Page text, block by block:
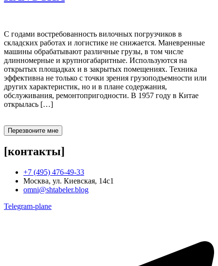
С годами востребованность вилочных погрузчиков в
складских работах и логистике не снижается. Маневренные
машины обрабатывают различные грузы, в том числе
длинномерные и крупногабаритные. Используются на
открытых площадках и в закрытых помещениях. Техника
эффективна не только с точки зрения грузоподъемности или
других характеристик, но и в плане содержания,
обслуживания, ремонтопригодности. В 1957 году в Китае
открылась […]
Перезвоните мне
[контакты]
+7 (495) 476-49-33
Москва, ул. Киевская, 14с1
omni@shtabeler.blog
Telegram-plane